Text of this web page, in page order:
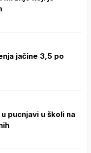
jačine 3,5 po
pucnjavi u školi na